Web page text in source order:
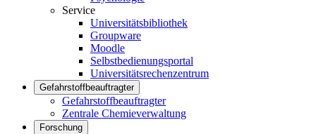
Service
Universitätsbibliothek
Groupware
Moodle
Selbstbedienungsportal
Universitätsrechenzentrum
Gefahrstoffbeauftragter
Gefahrstoffbeauftragter
Zentrale Chemieverwaltung
Forschung